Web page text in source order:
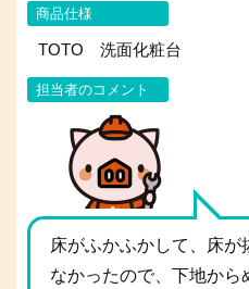
商品仕様
TOTO 洗面化粧台
担当者のコメント
床がふかふかして、床
なかったので、下地から